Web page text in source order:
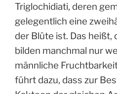
Triglochidiati, deren
gelegentlich eine
der Blüte ist. Das heißt,
bilden manchmal nur
männliche
führt dazu, dass zur